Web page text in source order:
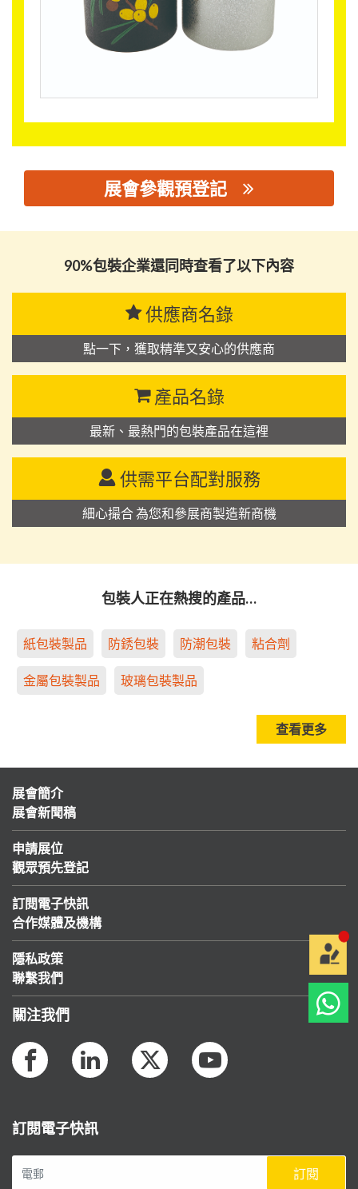
展會參觀預登記
90%包裝企業還同時查看了以下內容
供應商名錄
點一下，獲取精準又安心的供應商
產品名錄
最新、最熱門的包裝產品在這裡
供需平台配對服務
細心撮合 為您和參展商製造新商機
包裝人正在熱搜的產品…
紙包裝製品 防銹包裝 防潮包裝 粘合劑
金屬包裝製品 玻璃包裝製品
查看更多
展會簡介
展會新聞稿
申請展位
觀眾預先登記
訂閱電子快訊
合作媒體及機構
隱私政策
聯繫我們
關注我們
訂閱電子快訊
訂閱